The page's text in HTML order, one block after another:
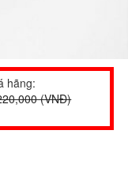
hãng:
(VNĐ)